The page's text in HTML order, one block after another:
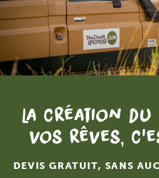
La création du
vos rêves,
DEVIS GRATUIT, SANS